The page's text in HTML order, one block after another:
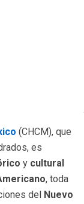
(CHCM), que
es
y cultural
, toda
del
Nuevo